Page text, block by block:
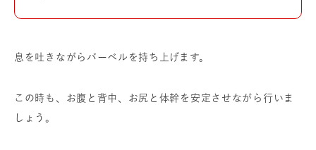
息を吐きながらバーベルを持ち上げます。
この時も、お腹と背中、お尻と体幹を安定させながら行いま
しょう。